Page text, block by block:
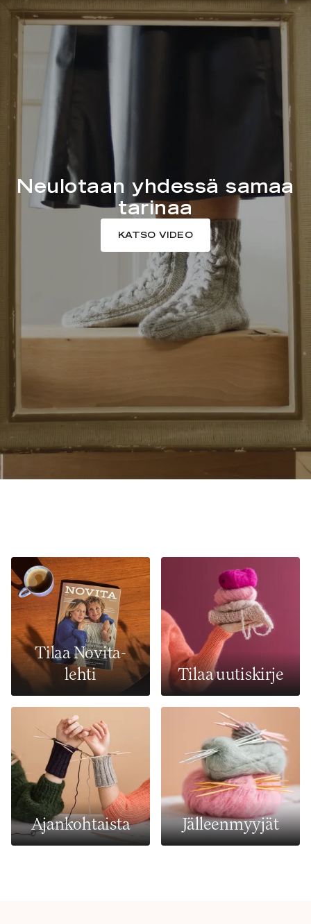
Neulotaan yhdessä samaa
tarinaa
KATSO VIDEO
Tilaa Novita-
lehti
Tilaa uutiskirje
Ajankohtaista Jälleenmyyjät